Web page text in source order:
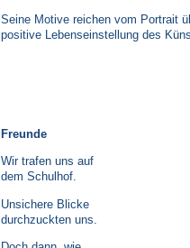
Seine Motive reichen vom Portrait
positive Lebenseinstellung des
Freunde
Wir trafen uns auf
dem Schulhof.
Unsichere Blicke
durchzuckten uns.